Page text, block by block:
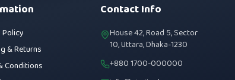
& Returns
Conditions
Contact Info
House 42, Road 5, Sector
10, Uttara, Dhaka-1230
+880 1700-000000